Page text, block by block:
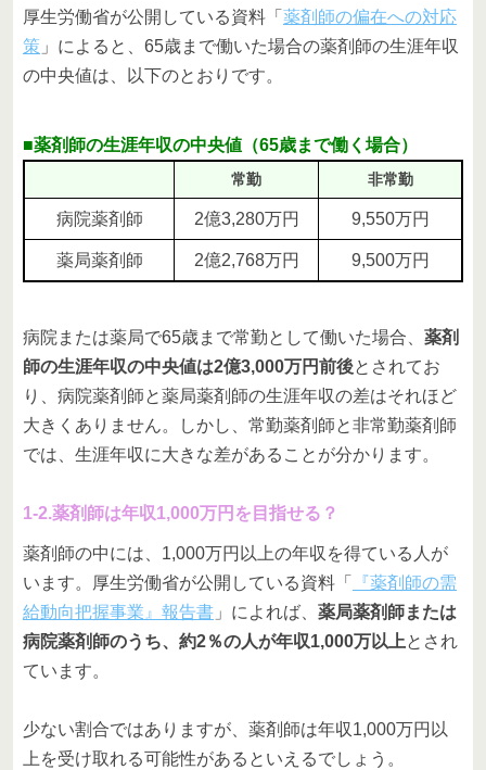
厚生労働省が公開している資料「 薬剤師の偏在への対応
策 」によると、65歳まで働いた場合の薬剤師の生涯年収
の中央値は、以下のとおりです。
■薬剤師の生涯年収の中央値（65歳まで働く場合）
常勤 非常勤
病院薬剤師 2億3,280万円 9,550万円
薬局薬剤師 2億2,768万円 9,500万円
病院または薬局で65歳まで常勤として働いた場合、 薬剤
師の生涯年収の中央値は2億3,000万円前後とされてお
り、病院薬剤師と薬局薬剤師の生涯年収の差はそれほど
大きくありません。しかし、常勤薬剤師と非常勤薬剤師
では、生涯年収に大きな差があることが分かります。
1-2.薬剤師は年収1,000万円を目指せる？
薬剤師の中には、1,000万円以上の年収を得ている人が
います。厚生労働省が公開している資料「
『薬剤師の需
給動向把握事業』報告書 」によれば、 薬局薬剤師または
病院薬剤師のうち、約2％の人が年収1,000万以上とされ
ています。
少ない割合ではありますが、薬剤師は年収1,000万円以
上を受け取れる可能性があるといえるでしょう。